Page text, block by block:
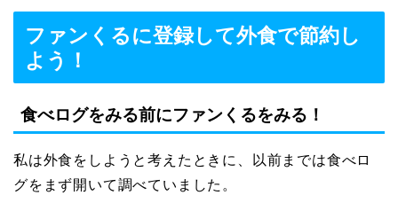
ファンくるに登録して外食で節約し
よう！
食べログをみる前にファンくるをみる！
私は外食をしようと考えたときに、以前までは食べロ
グをまず開いて調べていました。